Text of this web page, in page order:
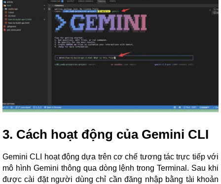
3. Cách hoạt động của Gemini CLI
Gemini CLI hoạt động dựa trên cơ chế tương tác trực tiếp với
mô hình Gemini thông qua dòng lệnh trong Terminal. Sau khi
được cài đặt người dùng chỉ cần đăng nhập bằng tài khoản